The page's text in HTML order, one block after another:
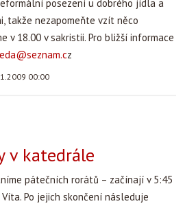
posezení u dobrého jídla a
takže nezapomeňte vzít něco
v 18.00 v sakristii. Pro bližší informace
z
00:00
v katedrále
pátečních rorátů – začínají v 5:45
Po jejich skončení následuje